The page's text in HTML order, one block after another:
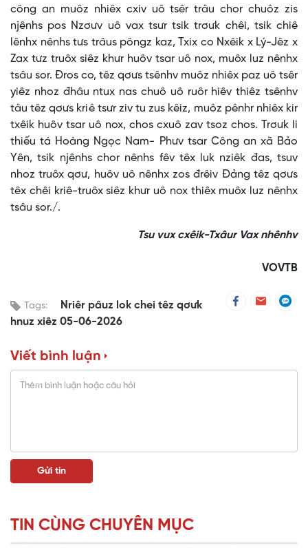
công an muôz nhiêx cxiv uô tsêr trâu chor chuôz zis
njênhs pos Nzơưv uô vax tsưr tsik trơưk chêi, tsik chiê
lênhx nênhs tưs trâus pôngz kaz, Txix co Nxêik x Lý-Jêz x
Zax tưz truôx siêz khưr huôv tsar uô nox, muôx luz nênhx
tsâu sor. Đros co, têz qơưs tsênhv muôz nhiêx paz uô tsêr
yiêz nhoz đhâu ntux nas chuô uô ruôr hiêv thiêz tsênhv
tâu têz qơưs kriê tsưr ziv tu zus kêiz, muôz pênhr nhiêx kir
txêik huôv tsar uô nox, chos cxuô zav tsoz chos. Trơưk li
thiếu tá Hoàng Ngọc Nam- Phưv tsar Công an xã Bảo
Yên, tsik njênhs chor nênhs fêv têx luk nziêk đas, tsuv
nhoz truôx qơư, huôv uô nênhx zos đrêiv Đảng têz qơưs
têx chêi kriê-truôx siêz khưr uô nox thiêx muôx luz nênhx
tsâu sor./.
Tsu vux cxêik-Txâur Vax nhênhv
VOVTB
Tags:
Nriêr pâuz lok chei têz qơưk
hnuz xiêz 05-06-2026
Viết bình luận
TIN CÙNG CHUYÊN MỤC